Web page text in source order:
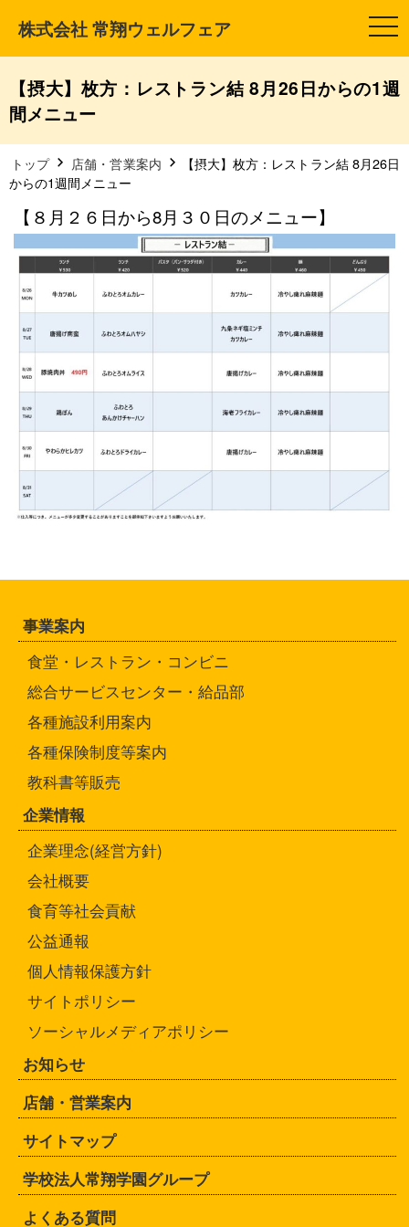
株式会社 常翔ウェルフェア
t
o
l
e
i
g
a
【摂大】枚方：レストラン結 8月26日からの1週
間メニュー
トップ 店舗・営業案内
【摂大】枚方：レストラン結 8月26日
からの1週間メニュー
【８月２６日から8月３０日のメニュー】
事業案内
食堂・レストラン・コンビニ
総合サービスセンター・給品部
各種施設利用案内
各種保険制度等案内
教科書等販売
企業情報
企業理念(経営方針)
会社概要
食育等社会貢献
公益通報
個人情報保護方針
サイトポリシー
ソーシャルメディアポリシー
お知らせ
店舗・営業案内
サイトマップ
学校法人常翔学園グループ
よくある質問